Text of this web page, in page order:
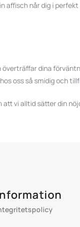
når dig i
dina
oss så smidig och
att vi alltid sätter din